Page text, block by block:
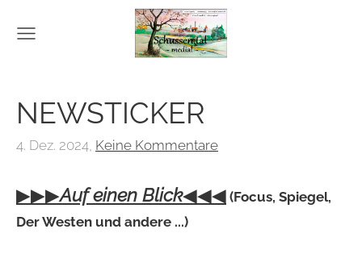
NEWSTICKER
4. Dez. 2024, Keine Kommentare
▶▶▶Auf einen Blick◀◀◀ (Focus, Spiegel,
Der Westen und andere ...)